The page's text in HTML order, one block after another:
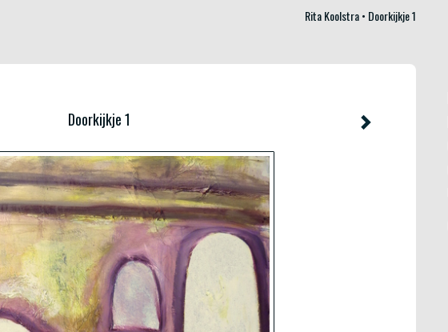
Rita Koolstra Doorkijkje 1
Doorkijkje 1